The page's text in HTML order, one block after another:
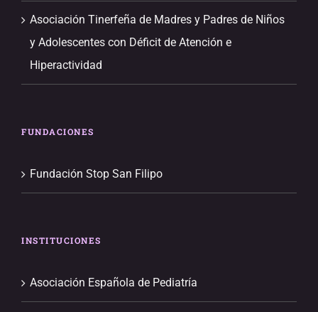
Asociación Tinerfeña de Madres y Padres de Niños
y Adolescentes con Déficit de Atención e
Hiperactividad
FUNDACIONES
Fundación Stop San Filipo
INSTITUCIONES
Asociación Española de Pediatría